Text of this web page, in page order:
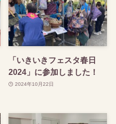
「いきいきフェスタ春日
2024」に参加しました！
2024年10月22日